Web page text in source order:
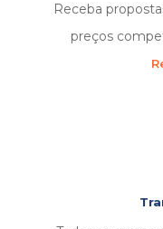
Receba
preços